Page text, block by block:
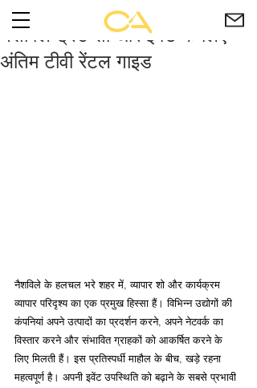
नैशविले ट्रेड शो और इवेंट के लिए
अंतिम टीवी रेंटल गाइड
नैशविले के हलचल भरे शहर में, व्यापार शो और कार्यक्रम
व्यापार परिदृश्य का एक प्रमुख हिस्सा हैं। विभिन्न उद्योगों की
कंपनियां अपने उत्पादों का प्रदर्शन करने, अपने नेटवर्क का
विस्तार करने और संभावित ग्राहकों को आकर्षित करने के
लिए मिलती हैं। इस प्रतिस्पर्धी माहौल के बीच, खड़े रहना
महत्वपूर्ण है। अपनी इवेंट उपस्थिति को बढ़ाने के सबसे प्रभावी